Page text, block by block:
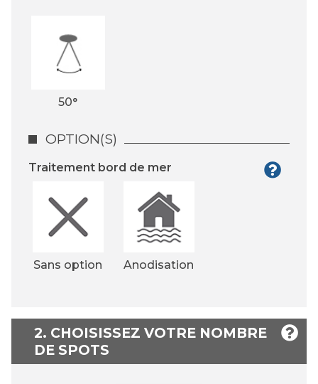
50°
OPTION(S)
Traitement bord de mer
Sans option Anodisation
2. CHOISISSEZ VOTRE NOMBRE
DE SPOTS